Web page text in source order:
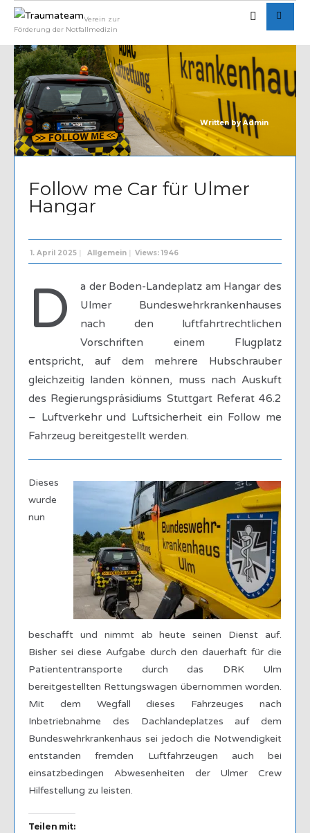
Verein zur
Förderung der Notfallmedizin
Written byAdmin
Follow me Car für Ulmer
Hangar
1. April 2025 Allgemein Views: 1946
D
a der Boden-Landeplatz am Hangar des
Ulmer Bundeswehrkrankenhauses
nach den luftfahrtrechtlichen
Vorschriften einem Flugplatz
entspricht, auf dem mehrere Hubschrauber
gleichzeitig landen können, muss nach Auskuft
des Regierungspräsidiums Stuttgart Referat 46.2
– Luftverkehr und Luftsicherheit ein Follow me
Fahrzeug bereitgestellt werden.
Dieses
wurde
nun
beschafft und nimmt ab heute seinen Dienst auf.
Bisher sei diese Aufgabe durch den dauerhaft für die
Patiententransporte durch das DRK Ulm
bereitgestellten Rettungswagen übernommen worden.
Mit dem Wegfall dieses Fahrzeuges nach
Inbetriebnahme des Dachlandeplatzes auf dem
Bundeswehrkrankenhaus sei jedoch die Notwendigkeit
entstanden fremden Luftfahrzeugen auch bei
einsatzbedingen Abwesenheiten der Ulmer Crew
Hilfestellung zu leisten.
Teilen mit: